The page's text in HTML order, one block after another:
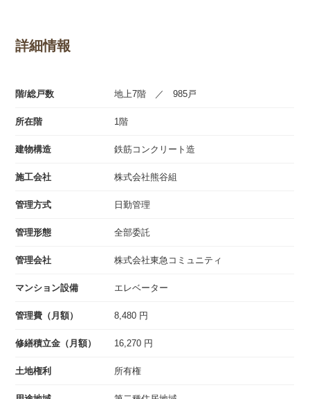
詳細情報
階/総戸数 地上7階 ／ 985戸
所在階 1階
建物構造 鉄筋コンクリート造
施工会社 株式会社熊谷組
管理方式 日勤管理
管理形態 全部委託
管理会社 株式会社東急コミュニティ
マンション設備 エレベーター
管理費（月額） 8,480 円
修繕積立金（月額） 16,270 円
土地権利 所有権